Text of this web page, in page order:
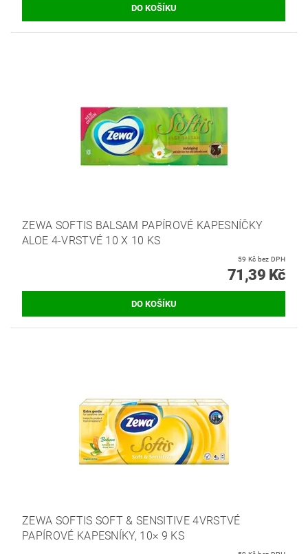
ZEWA SOFTIS BALSAM PAPÍROVÉ KAPESNÍČKY
ALOE 4-VRSTVÉ 10 X 10 KS
59 Kč bez DPH
71,39 Kč
ZEWA SOFTIS SOFT & SENSITIVE 4VRSTVÉ
PAPÍROVÉ KAPESNÍKY, 10× 9 KS